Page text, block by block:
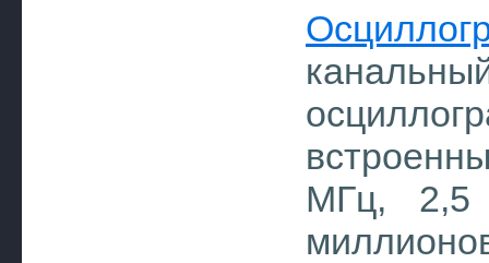
МГц, 2,5